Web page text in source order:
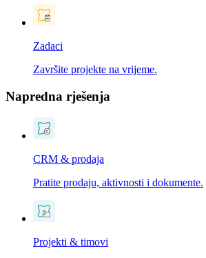
Zadaci
Završite projekte na vrijeme.
Napredna rješenja
CRM & prodaja
Pratite prodaju, aktivnosti i dokumente.
Projekti & timovi